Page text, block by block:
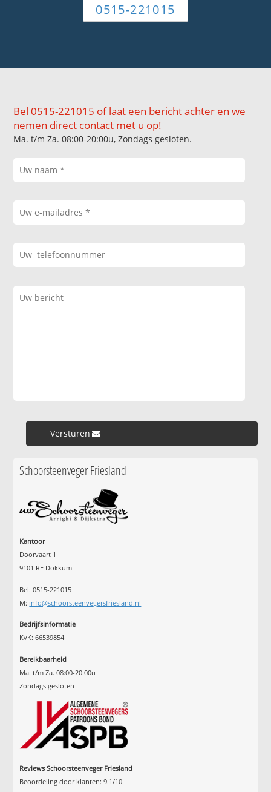
0515-221015
Bel 0515-221015 of laat een bericht achter en we
nemen direct contact met u op!
Ma. t/m Za. 08:00-20:00u, Zondags gesloten.
Versturen »
Schoorsteenveger Friesland
Kantoor
Doorvaart 1
9101 RE Dokkum
Bel: 0515-221015
M: info@schoorsteenvegersfriesland.nl
Bedrijfsinformatie
KvK: 66539854
Bereikbaarheid
Ma. t/m Za. 08:00-20:00u
Zondags gesloten
Reviews Schoorsteenveger Friesland
Beoordeling door klanten:9.1/10